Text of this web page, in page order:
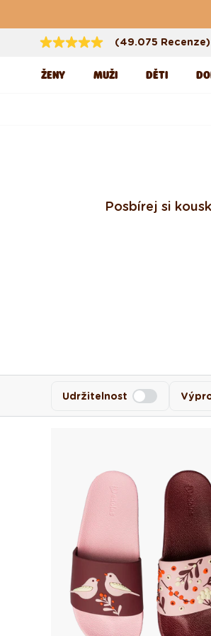
(49.075 Recenze)
ŽENY MUŽI DĚTI
Posbírej si
Udržitelnost